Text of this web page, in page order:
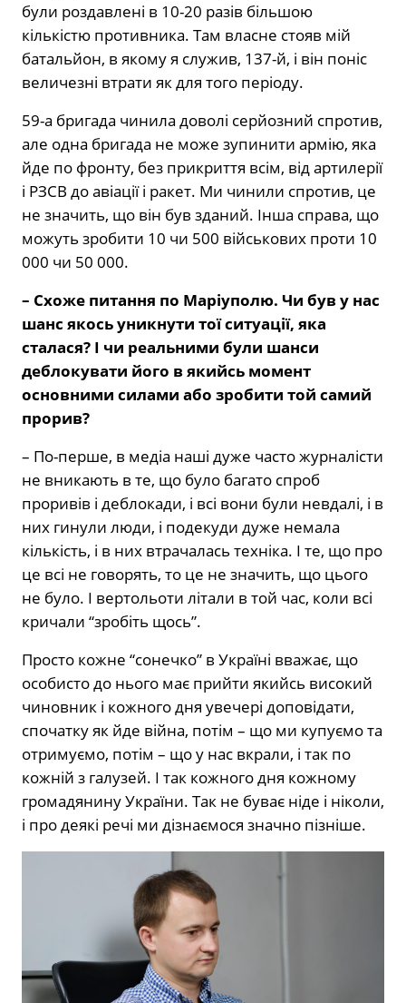
були роздавлені в 10-20 разів більшою
кількістю противника. Там власне стояв мій
батальйон, в якому я служив, 137-й, і він поніс
величезні втрати як для того періоду.
59-а бригада чинила доволі серйозний спротив,
але одна бригада не може зупинити армію, яка
йде по фронту, без прикриття всім, від артилерії
і РЗСВ до авіації і ракет. Ми чинили спротив, це
не значить, що він був зданий. Інша справа, що
можуть зробити 10 чи 500 військових проти 10
000 чи 50 000.
– Схоже питання по Маріуполю. Чи був у нас
шанс якось уникнути тої ситуації, яка
сталася? І чи реальними були шанси
деблокувати його в якийсь момент
основними силами або зробити той самий
прорив?
– По-перше, в медіа наші дуже часто журналісти
не вникають в те, що було багато спроб
проривів і деблокади, і всі вони були невдалі, і в
них гинули люди, і подекуди дуже немала
кількість, і в них втрачалась техніка. І те, що про
це всі не говорять, то це не значить, що цього
не було. І вертольоти літали в той час, коли всі
кричали “зробіть щось”.
Просто кожне “сонечко” в Україні вважає, що
особисто до нього має прийти якийсь високий
чиновник і кожного дня увечері доповідати,
спочатку як йде війна, потім – що ми купуємо та
отримуємо, потім – що у нас вкрали, і так по
кожній з галузей. І так кожного дня кожному
громадянину України. Так не буває ніде і ніколи,
і про деякі речі ми дізнаємося значно пізніше.